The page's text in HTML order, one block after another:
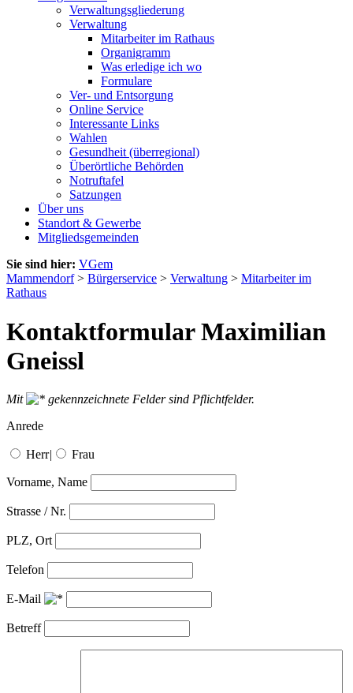
Verwaltungsgliederung
Verwaltung
Mitarbeiter im Rathaus
Organigramm
Was erledige ich wo
Formulare
Ver- und Entsorgung
Online Service
Interessante Links
Wahlen
Gesundheit (überregional)
Überörtliche Behörden
Notruftafel
Satzungen
Über uns
Standort & Gewerbe
Mitgliedsgemeinden
Sie sind hier: VGem
Mammendorf> Bürgerservice > Verwaltung > Mitarbeiter im
Rathaus
Kontaktformular Maximilian
Gneissl
Mit
gekennzeichnete Felder sind Pflichtfelder.
Anrede
Herr| Frau
Vorname, Name
Strasse / Nr.
PLZ, Ort
Telefon
E-Mail
Betreff